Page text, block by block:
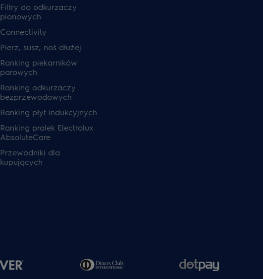
Filtry do odkurzaczy
pionowych
Connectivity
Pierz, susz, noś dłużej
Ranking piekarników
parowych
Ranking odkurzaczy
bezprzewodowych
Ranking płyt indukcyjnych
Ranking pralek Electrolux
AbsoluteCare
Przewodniki dla
kupujących